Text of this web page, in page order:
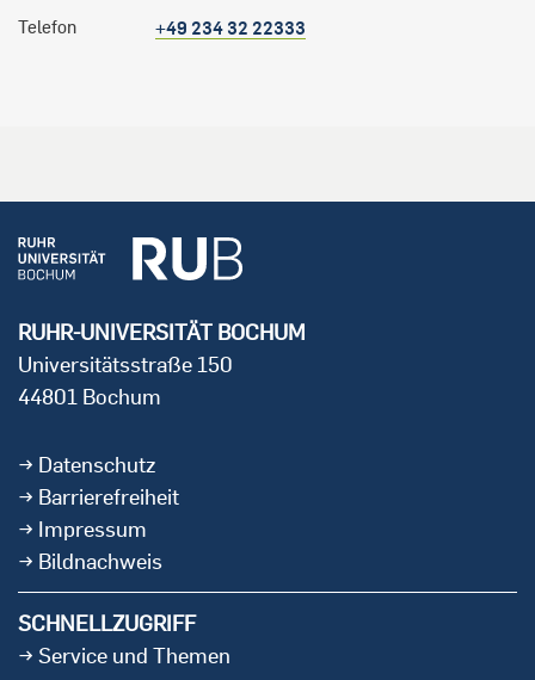
Telefon +49 234 32 22333
RUHR-UNIVERSITÄT BOCHUM
Universitätsstraße 150
44801 Bochum
Datenschutz
Barrierefreiheit
Impressum
Bildnachweis
SCHNELLZUGRIFF
Service und Themen